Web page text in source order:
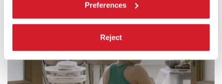
Preferences
Reject